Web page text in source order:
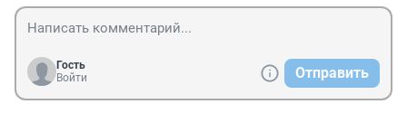
Гость
Войти
Отправить